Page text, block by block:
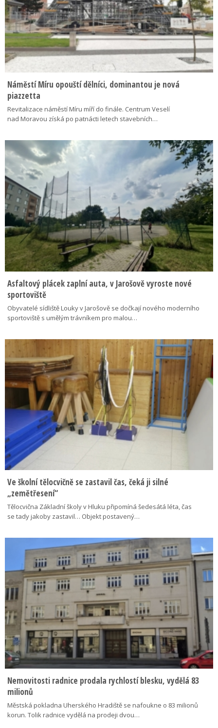
Náměstí Míru opouští dělníci, dominantou je nová
piazzetta
Revitalizace náměstí Míru míří do finále. Centrum Veselí
nad Moravou získá po patnácti letech stavebních…
Asfaltový plácek zaplní auta, v Jarošově vyroste nové
sportoviště
Obyvatelé sídliště Louky v Jarošově se dočkají nového moderního
sportoviště s umělým trávníkem pro malou…
Ve školní tělocvičně se zastavil čas, čeká ji silné
„zemětřesení“
Tělocvična Základní školy v Hluku připomíná šedesátá léta, čas
se tady jakoby zastavil… Objekt postavený…
Nemovitosti radnice prodala rychlostí blesku, vydělá 83
milionů
Městská pokladna Uherského Hradiště se nafoukne o 83 milionů
korun. Tolik radnice vydělá na prodeji dvou…